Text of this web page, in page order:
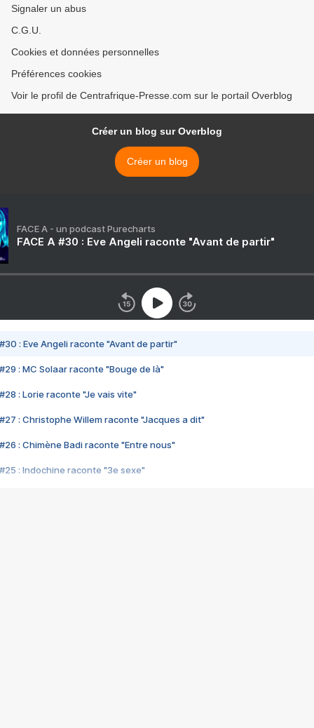
Signaler un abus
C.G.U.
Cookies et données personnelles
Préférences cookies
Voir le profil de Centrafrique-Presse.com sur le portail Overblog
Créer un blog sur Overblog
Créer un blog
FACE A - un podcast Purecharts
FACE A #30 : Eve Angeli raconte "Avant de partir"
#30 : Eve Angeli raconte "Avant de partir"
#29 : MC Solaar raconte "Bouge de là"
#28 : Lorie raconte "Je vais vite"
#27 : Christophe Willem raconte "Jacques a dit"
#26 : Chimène Badi raconte "Entre nous"
#25 : Indochine raconte "3e sexe"